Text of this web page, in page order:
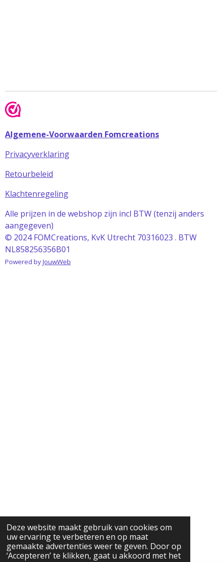
Deze website maakt gebruik van cookies om
uw ervaring te verbeteren en op maat
gemaakte advertenties weer te geven. Door op
‘Accepteren’ te klikken, gaat u akkoord met het
Algemene-Voorwaarden Fomcreations
Privacyverklaring
Retourbeleid
Klachtenregeling
Alle prijzen in de webshop zijn incl BTW (tenzij anders
aangegeven)
© 2024 FOMCreations, KvK Utrecht 70316023 . BTW
NL858256356B01
Powered byJouwWeb